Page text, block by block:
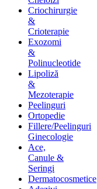
Criochirurgie
&
Crioterapie
Exozomi
&
Polinucleotide
Lipoliză
&
Mezoterapie
Peelinguri
Ortopedie
Fillere/Peelinguri
Ginecologie
Ace,
Canule &
Seringi
Dermatocosmetice